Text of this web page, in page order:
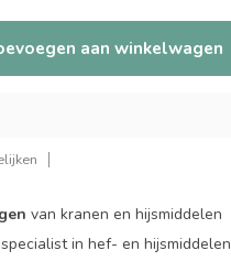
aan winkelwagen
van kranen en hijsmiddelen
in hef- en hijsmiddelen